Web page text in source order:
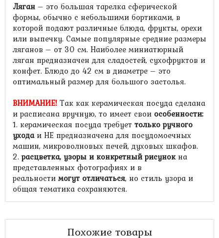
Ляган – это большая тарелка сферической
формы, обычно с небольшими бортиками, в
которой подают различные блюда, фрукты, орехи
или выпечку. Самые популярные средние размеры
ляганов – от 30 см. Наиболее миниатюрный
ляган предназначен для сладостей, сухофруктов и
конфет. Блюдо до 42 см в диаметре – это
оптимальный размер для большого застолья.
ВНИМАНИЕ! Так как керамическая посуда сделана
и расписана вручную, то имеет свои особенности:
1. керамическая посуда требует только ручного
уходаи НЕ предназначена для посудомоечных
машин, микроволновых печей, духовых шкафов.
2. расцветка, узоры и конкретный рисунокна
представленных фотографиях и в
реальности могут отличаться, но стиль узора и
общая тематика сохраняются.